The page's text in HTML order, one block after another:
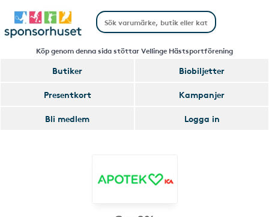
Köp genom denna sida stöttar Vellinge Hästsportförening
Butiker
Biobiljetter
Presentkort
Kampanjer
Bli medlem
Logga in